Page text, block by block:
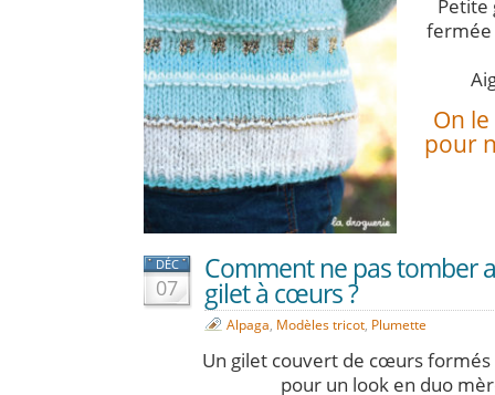
Petite
fermée
On
pour
DÉC
07
Comment ne pas tomber
gilet à cœurs ?
Alpaga, Modèles tricot, Plumette
Un gilet couvert de cœurs formés
pour un look en duo